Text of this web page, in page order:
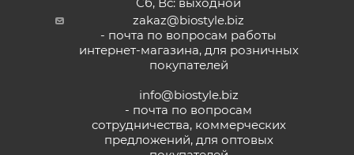
Сб, Вс: выходной
zakaz@biostyle.biz
- почта по вопросам работы
интернет-магазина, для розничных
покупателей
info@biostyle.biz
- почта по вопросам
сотрудничества, коммерческих
предложений, для оптовых